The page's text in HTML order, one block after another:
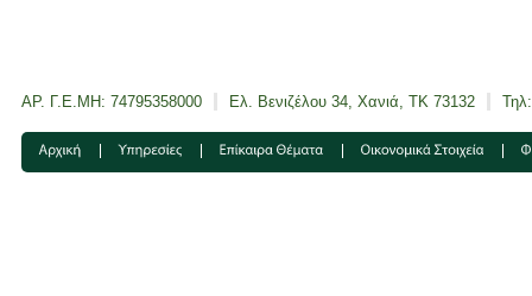
ΑΡ. Γ.Ε.ΜΗ: 74795358000 Ελ. Βενιζέλου 34, Χανιά, ΤΚ 73132